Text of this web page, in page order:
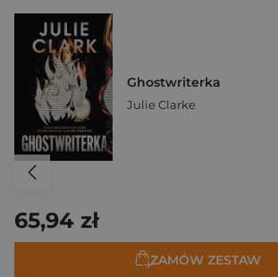
Ghostwriterka
Julie Clarke
65,94 zł
ZAMÓW ZESTAW